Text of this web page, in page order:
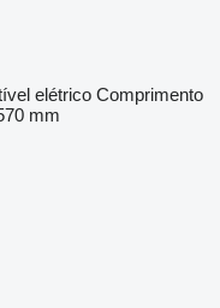
elétrico Comprimento
mm